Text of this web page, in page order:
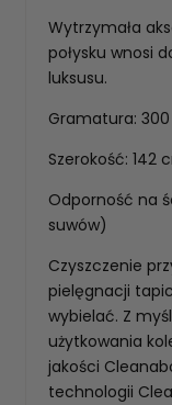
Wytrzymała
połysku wnosi
luksusu.
Gramatura:
Szerokość: 142
Odporność na
suwów)
Czyszczenie
pielęgnacji
wybielać. Z
użytkowania
jakości
technologii